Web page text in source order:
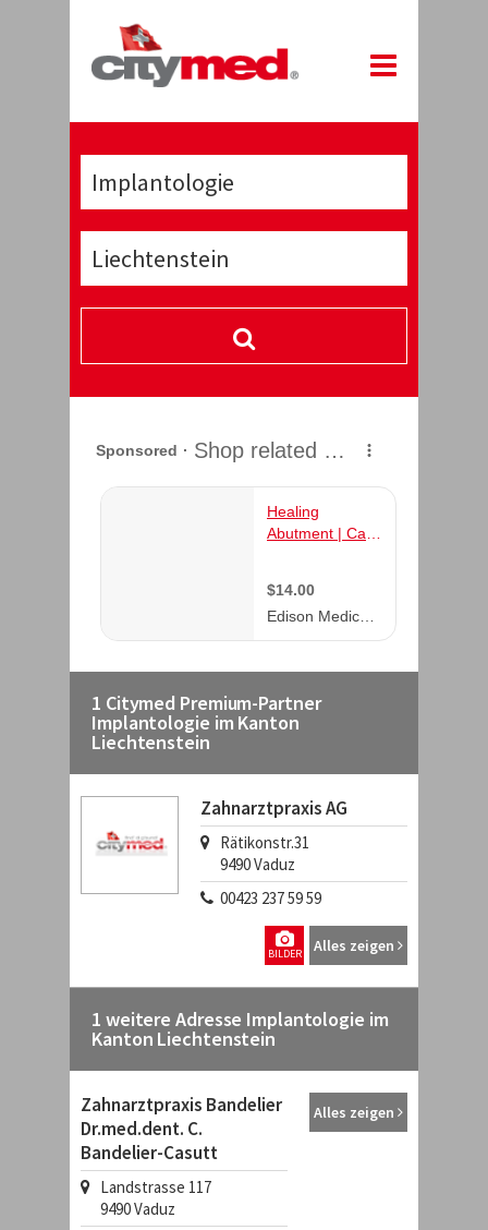
1 Citymed Premium-Partner
Implantologie im Kanton
Liechtenstein
Zahnarztpraxis AG
Rätikonstr.31
9490Vaduz
00423 237 59 59
Alles zeigen
BILDER
1 weitere Adresse Implantologie im
Kanton Liechtenstein
Zahnarztpraxis Bandelier
Dr.med.dent. C.
Bandelier-Casutt
Landstrasse 117
9490Vaduz
Alles zeigen